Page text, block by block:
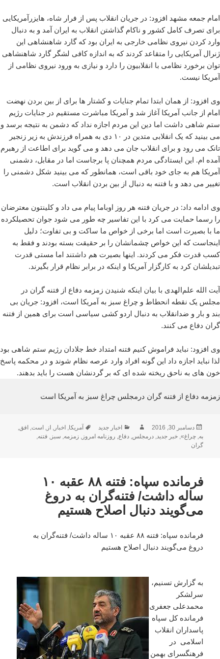
امام جمعه مشهد افزود: در جریان انقلاب پس از فرار شاه، هایزرآمریکایی
برای تصرف کامل کشور و ناکام گذاشتن انقلاب به ایران آمد و به دنبال
وارد کردن نیروی نظامی خارجی به ایران بود که گارد شاهنشاهی این
ژنرال آمریکایی را متقاعد کردند که به اندازه کافی لشگر گارد شاهنشاهی
توان برخورد نظامی با انقلابیون را دارد و نیازی به ورود نیروی نظامی از
آمریکا نیست.
وی افزود: از همان ابتدا تمام جنایات و کشتار ها برای از بین بردن نهضت
امام از جانب آمریکا آغاز شد و آمریکا مباشرت مستقیم در جنایات رژیم
ستم شاهی داشت اما دین این مردم اجازه نداد که دشمن به نتیجه برسد و
می بینید که یک انقلابی متدین در ۱۰ دی به همراه فرزندش به زیر زنجیر
تانک می رود و برای انقلاب جان می دهد و می گوید برای اطاعت از رهبرم
آمده ام. این ایستادگی مردم همچنان پا برجاست اما در مقابل، دشمنی
آمریکا هم به جای خود باقی است، همانطور که می بینید شکل دشمنی را
تغییر می دهد و با فتنه به دنبال از بین بردن انقلاب است.
وی ادامه داد: در جریان فتنه هر روز اوباما پیام می داد و کلینتون معترضان
را رسما حمایت می کرد با این تفاسیر چه طور می شود جوان تحصیلکرده
ما با بصیرت است اما برخی از خواص ما ساکت و بی تفاوت؛ دلیل
اینجاست که این خواص چشمانشان را بر حقیقت بسته بودند و فقط به
کسب قدرت فکر می کردند. اینها بصیرت هم داشتند اما مستی قدرت
تبدیلشان کرد به کارگزار آمریکا و اینکه در برابر نظام قرار بگیرند.
آیت الله علم‌الهدی با بیان اینکه شنیدن زمزمه دفاع از فتنه گران در
مجلس یک نقطه انحطاط و چراغ سبز به آمریکا است، افزود: جریان بی
بند و بار و ضدانقلاب به دنبال اردو کشی سیاسی است برای همین از فتنه
گران دفاع می کنند.
وی افزود: نباید فراموش کنیم فتنه امتداد خط جلادان رژیم ستم شاهی بود
لذا نباید اجازه داد این گونه افراد وارد عرصه نظام شوند و در محکمه پاسخ
خون های به ناحق ریخته شده ای که بر گردنشان هست را باید بدهند.
زمزمه دفاع از فتنه گران درمجلس چراغ سبز به آمریکا است
ارسال
شده
در
دسامبر 30, 2016 نویسندهدسته‌ها
اخبار جدید برچسب‌ها
آمریکا ,اخبار ,از ,است ,افق
به ,چراغ» ,خبر جدید ,درمجلس ,دفاع روزنامه امروز زمزمه سبز فتنه
گران
فرمانده سپاه: فتنه ۸۸ عقبه ۱۰
ساله داشت/ فتنه‌گران به دروغ
می‌گویند دنبال اصلاح هستیم
فرمانده سپاه: فتنه ۸۸ عقبه ۱۰ ساله داشت/ فتنه‌گران به
دروغ می‌گویند دنبال اصلاح هستیم
به گزارش تسنیم،
سرلشکر
محمدعلی جعفری
فرمانده کل سپاه
پاسداران انقلاب
اسلامی در
فرهنگسرای بهمن